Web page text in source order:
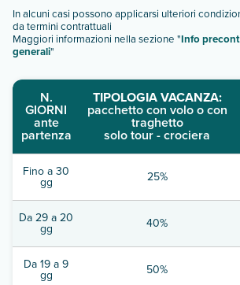
In alcuni casi possono applicarsi ulteriori
da termini contrattuali
Maggiori informazioni nella sezione "Info
generali"
N.
GIORNI
ante
partenza
TIPOLOGIA VACANZA:
pacchetto con volo o con
traghetto
solo tour - crociera
Fino a 30
gg 25%
Da 29 a 20
gg 40%
Da 19 a 9
gg 50%